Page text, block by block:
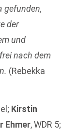
gefunden,
der
und
nach dem
(Rebekka
Kirstin
Ehmer, WDR 5;